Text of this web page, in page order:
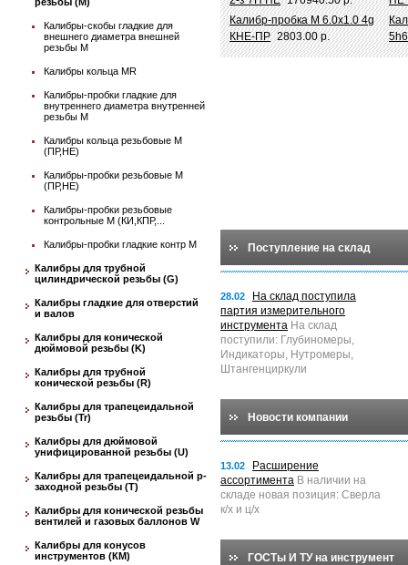
Калибры-скобы гладкие для
внешнего диаметра внешней
резьбы М
Калибры кольца MR
Калибры-пробки гладкие для
внутреннего диаметра внутренней
резьбы М
Калибры кольца резьбовые М
(ПР,НЕ)
Калибры-пробки резьбовые М
(ПР,НЕ)
Калибры-пробки резьбовые
контрольные М (КИ,КПР,...
Калибры-пробки гладкие контр М
Калибры для трубной
цилиндрической резьбы (G)
Калибры гладкие для отверстий
и валов
Калибры для конической
дюймовой резьбы (K)
Калибры для трубной
конической резьбы (R)
Калибры для трапецеидальной
резьбы (Tr)
Калибры для дюймовой
унифицированной резьбы (U)
Калибры для трапецеидальной p-
заходной резьбы (T)
Калибры для конической резьбы
вентилей и газовых баллонов W
Калибры для конусов
инструментов (КМ)
Калибр-пробка М 6.0х1.0 4g
КНЕ-ПР 2803.00 р.
Поступление на склад
28.02
На склад поступила
партия измерительного
инструмента На склад
поступили: Глубиномеры,
Индикаторы, Нутромеры,
Штангенциркули
Новости компании
13.02
Расширение
ассортимента В наличии на
складе новая позиция: Сверла
к/х и ц/х
ГОСТы И ТУ на инструмент